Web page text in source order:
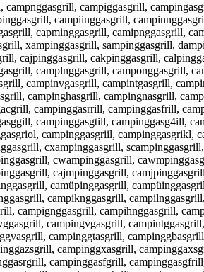
campiggasgrill,
campiinggasgrill,
capminggasgrill, camipnggasgrill,
xampinggasgrill, sampinggasgrill,
cajpinggasgrill, cakpinggasgrill,
camplnggasgrill, camponggasgrill,
campinvgasgrill, campintgasgrill,
campinghasgrill, campingnasgrill,
campinggasrrill, campinggasfrill,
campinggasgtill, campinggasg4ill,
campinggasgriil,
cxampinggasgrill,
cwampinggasgrill,
cajmpinggasgrill,
camüpinggasgrill,
campiknggasgrill,
campignggasgrill, campihnggasgrill,
campingvgasgrill,
campinggtasgrill,
campinggxasgrill,
campinggasfgrill,